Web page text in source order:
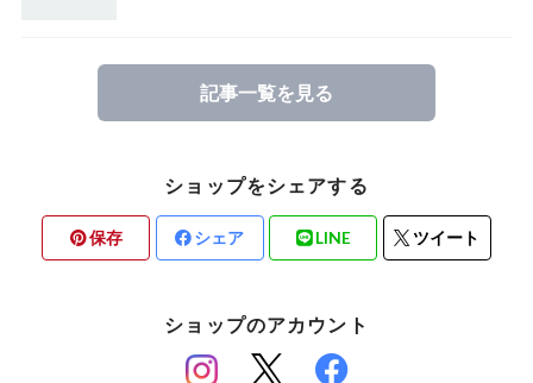
記事一覧を見る
ショップをシェアする
保存 シェア LINE ツイート
ショップのアカウント